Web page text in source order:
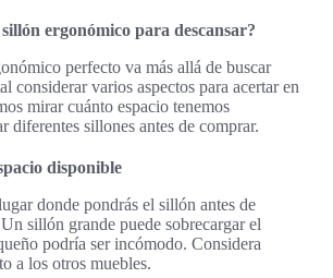
ergonómico para descansar?
perfecto va más allá de buscar
considerar varios aspectos para acertar en
mirar cuánto espacio tenemos
diferentes sillones antes de comprar.
disponible
donde pondrás el sillón antes de
sillón grande puede sobrecargar el
podría ser incómodo. Considera
a los otros muebles.